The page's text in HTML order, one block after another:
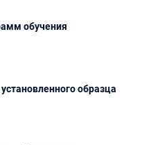
обучения
образца